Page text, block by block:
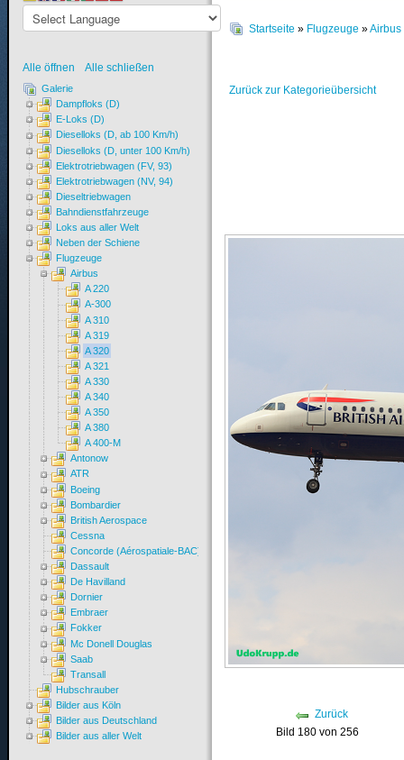
Startseite » Flugzeuge »Airbus
Zurück zur Kategorieübersicht
Zurück
Bild 180 von 256
Alle öffnen Alle schließen
Galerie
Dampfloks (D)
E-Loks (D)
Dieselloks (D, ab 100 Km/h)
Dieselloks (D, unter 100 Km/h)
Elektrotriebwagen (FV, 93)
Elektrotriebwagen (NV, 94)
Dieseltriebwagen
Bahndienstfahrzeuge
Loks aus aller Welt
Neben der Schiene
Flugzeuge
Airbus
A 220
A-300
A 310
A 319
A 320
A 321
A 330
A 340
A 350
A 380
A 400-M
Antonow
ATR
Boeing
Bombardier
British Aerospace
Cessna
Concorde (Aérospatiale-BAC)
Dassault
De Havilland
Dornier
Embraer
Fokker
Mc Donell Douglas
Saab
Transall
Hubschrauber
Bilder aus Köln
Bilder aus Deutschland
Bilder aus aller Welt